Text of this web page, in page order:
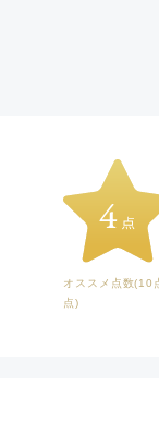
オススメ点数(10
点)